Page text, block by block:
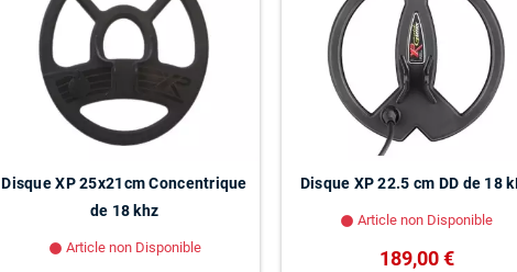
Disque XP 25x21cm Concentrique
de 18 khz
lens Article non Disponible
Disque XP 22.5 cm DD de 18
lens Article non Disponible
189,00 €